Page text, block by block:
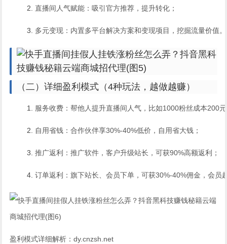
直播间人气赋能：吸引官方推荐，提升转化；
多元变现：内置多平台解决方案和变现项目，挖掘流量价值。
（二）详细盈利模式（4种玩法，越做越赚）
服务收费：帮他人提升直播间人气，比如1000粉丝成本200
自用省钱：合作伙伴享30%-40%低价，自用省大钱；
推广返利：推广软件，客户升级站长，可获90%高额返利；
订单返利：旗下站长、会员下单，可获30%-40%佣金，会员
盈利模式详细解析：dy.cnzsh.net